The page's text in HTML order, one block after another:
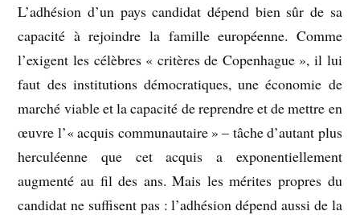
L’adhésion d’un pays candidat dépend bien sûr de sa
capacité à rejoindre la famille européenne. Comme
l’exigent les célèbres « critères de Copenhague », il lui
faut des institutions démocratiques, une économie de
marché viable et la capacité de reprendre et de mettre en
œuvre l’« acquis communautaire » – tâche d’autant plus
herculéenne que cet acquis a exponentiellement
augmenté au fil des ans. Mais les mérites propres du
candidat ne suffisent pas : l’adhésion dépend aussi de la